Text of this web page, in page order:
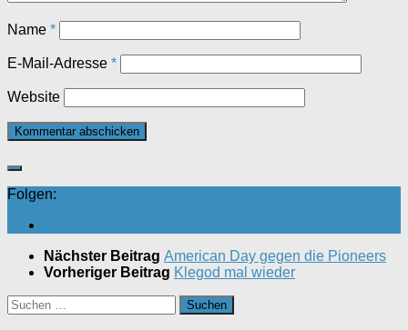
Name *
E-Mail-Adresse *
Website
Folgen:
Nächster Beitrag American Day gegen die Pioneers
Vorheriger Beitrag Klegod mal wieder
Suchen
nach: